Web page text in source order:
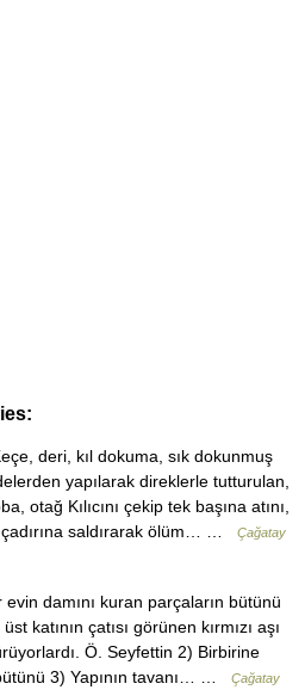
deri, kıl dokuma, sık dokunmuş
yapılarak direklerle tutturulan,
otağ Kılıcını çekip tek başına atını,
çadırına saldırarak ölüm… …
Çağatay
damını kuran parçaların bütünü
katının çatısı görünen kırmızı aşı
Ö. Seyfettin 2) Birbirine
3) Yapının tavanı… …
Çağatay